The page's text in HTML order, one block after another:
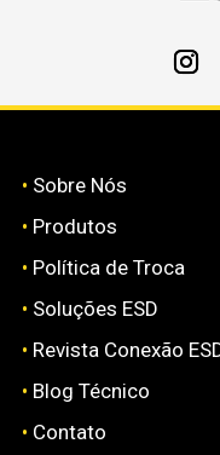
• Sobre Nós
• Produtos
• Política de Troca
• Soluções ESD
• Revista Conexão
• Blog Técnico
• Contato